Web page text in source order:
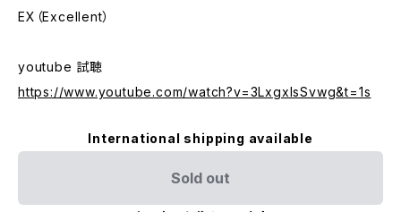
EX（Excellent）
youtube 試聴
https://www.youtube.com/watch?v=3LxgxlsSvwg&t=1s
International shipping available
Sold out